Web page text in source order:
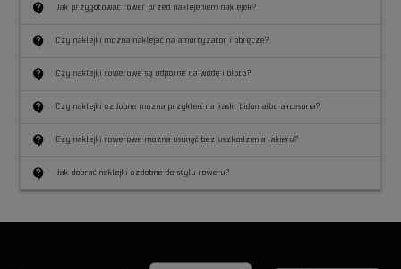
contact_support Jak przygotować rower przed naklejeniem naklejek?
contact_support Czy naklejki można naklejać na amortyzator i obręcze?
contact_support Czy naklejki rowerowe są odporne na wodę i błoto?
contact_support Czy naklejki ozdobne można przykleić na kask, bidon albo akcesoria?
contact_support Czy naklejki rowerowe można usunąć bez uszkodzenia lakieru?
contact_support Jak dobrać naklejki ozdobne do stylu roweru?